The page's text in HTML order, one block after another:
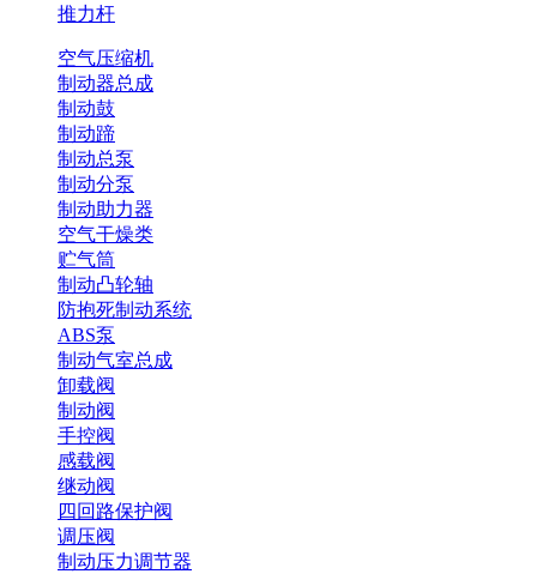
推力杆
空气压缩机
制动器总成
制动鼓
制动蹄
制动总泵
制动分泵
制动助力器
空气干燥类
贮气筒
制动凸轮轴
防抱死制动系统
ABS泵
制动气室总成
卸载阀
制动阀
手控阀
感载阀
继动阀
四回路保护阀
调压阀
制动压力调节器